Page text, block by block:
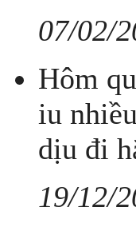
07/02/
Hôm
iu
dịu đi
19/12/